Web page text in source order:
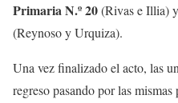
Primaria N.º 20(Rivas e Illia) y
(Reynoso y Urquiza).
Una vez finalizado el acto, las
regreso pasando por las